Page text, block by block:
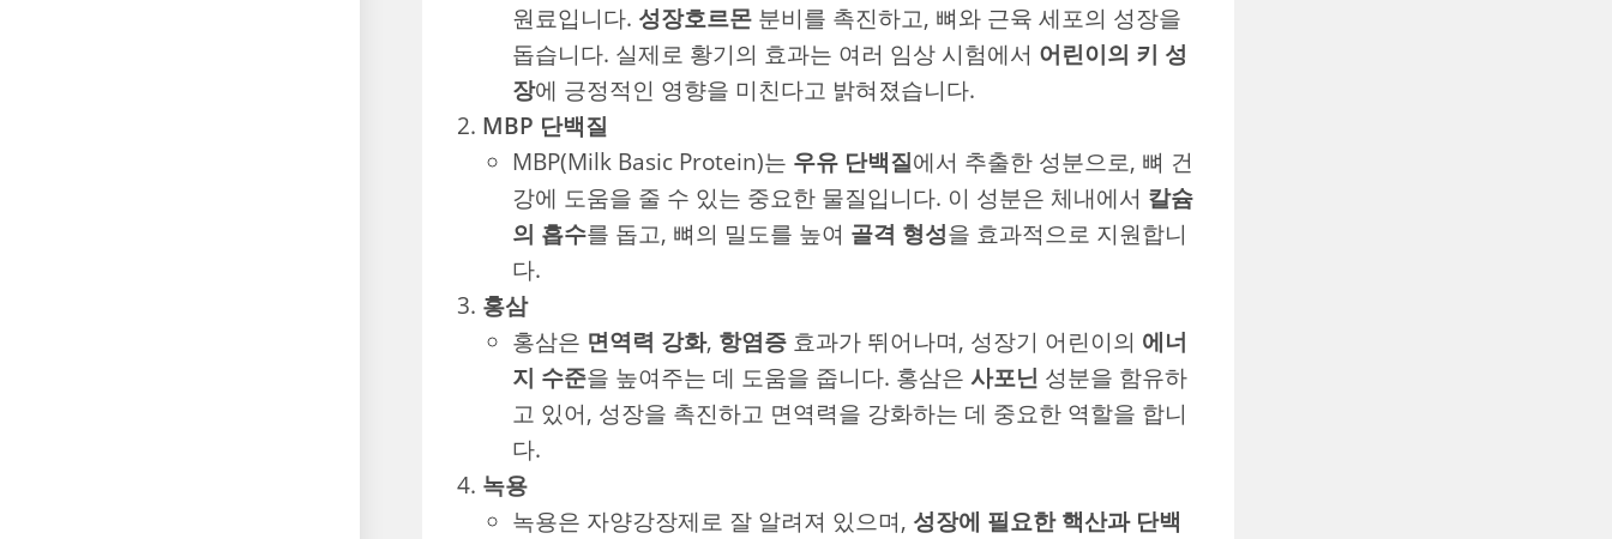
원료입니다. 성장호르몬 분비를 촉진하고, 뼈와 근육 세포의 성장을
돕습니다. 실제로 황기의 효과는 여러 임상 시험에서 어린이의 키 성
장에 긍정적인 영향을 미친다고 밝혀졌습니다.
MBP 단백질
MBP(Milk Basic Protein)는 우유 단백질에서 추출한 성분으로, 뼈 건
강에 도움을 줄 수 있는 중요한 물질입니다. 이 성분은 체내에서 칼슘
의 흡수를 돕고, 뼈의 밀도를 높여 골격 형성을 효과적으로 지원합니
다.
홍삼
홍삼은 면역력 강화, 항염증 효과가 뛰어나며, 성장기 어린이의 에너
지 수준을 높여주는 데 도움을 줍니다. 홍삼은사포닌 성분을 함유하
고 있어, 성장을 촉진하고 면역력을 강화하는 데 중요한 역할을 합니
다.
녹용
녹용은 자양강장제로 잘 알려져 있으며, 성장에 필요한 핵산과 단백